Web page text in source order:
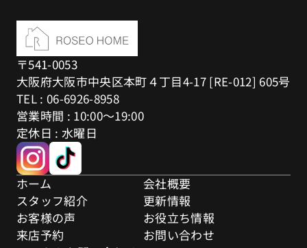
〒541-0053
大阪府大阪市中央区本町４丁目4-17 [RE-012] 605号
TEL : 06-6926-8958
営業時間 : 10:00～19:00
定休日 : 水曜日
ホーム
会社概要
スタッフ紹介
更新情報
お客様の声
お役立ち情報
来店予約
お問い合わせ